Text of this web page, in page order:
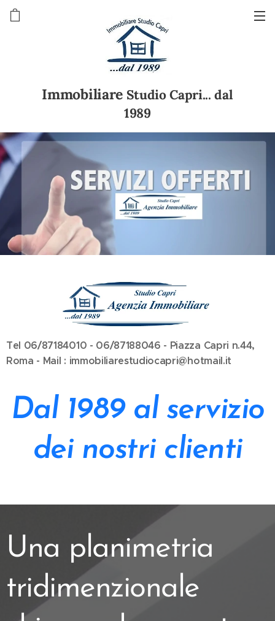
ImmobiliareStudio Capri... dal
1989
Tel 06/87184010 - 06/87188046 - Piazza Capri n.44,
Roma - Mail : immobiliarestudiocapri@hotmail.it
Dal 1989 al servizio
dei nostri clienti
Una planimetria
tridimenzionale